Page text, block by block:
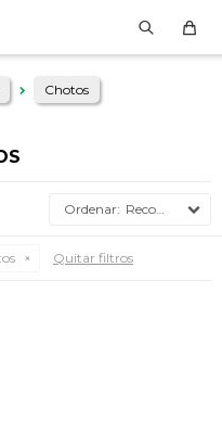
Chotos
Recomendados
Quitar filtros